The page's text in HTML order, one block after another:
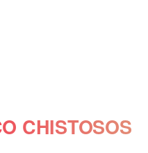
CHISTOSOS